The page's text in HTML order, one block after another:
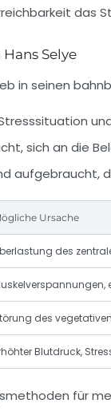
das
Selye
in seinen
sich an die
aufgebraucht,
Ursache
des
des
Blutdruck,